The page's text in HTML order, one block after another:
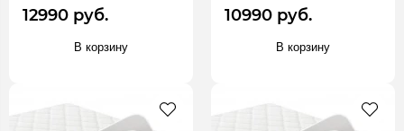
12990 руб.
В корзину
10990 руб.
В корзину